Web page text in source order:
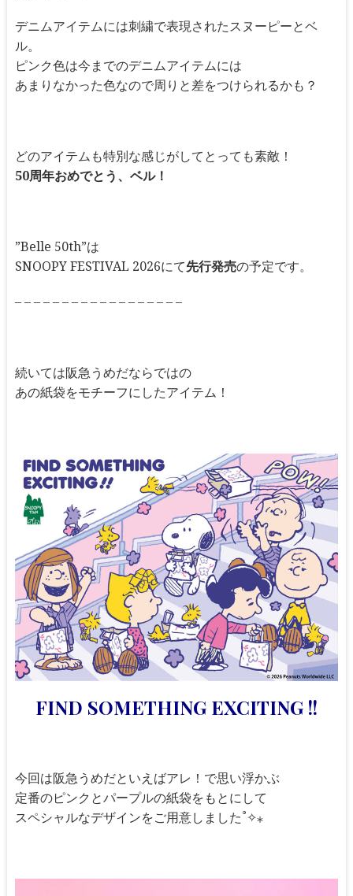
デニムアイテムには刺繍で表現されたスヌーピーとベ
ル。
ピンク色は今までのデニムアイテムには
あまりなかった色なので周りと差をつけられるかも？
どのアイテムも特別な感じがしてとっても素敵！
50周年おめでとう、ベル！
”Belle 50th”は
SNOOPY FESTIVAL 2026にて先行発売の予定です。
– – – – – – – – – – – – – – – – – –
続いては阪急うめだならではの
あの紙袋をモチーフにしたアイテム！
FIND SOMETHING EXCITING !!
今回は阪急うめだといえばアレ！で思い浮かぶ
定番のピンクとパープルの紙袋をもとにして
スペシャルなデザインをご用意しました˚✧⁎